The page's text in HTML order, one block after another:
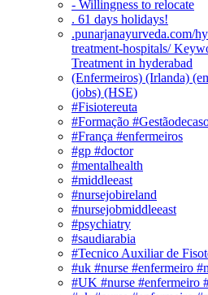
- Willingness to relocate
. 61 days holidays!
.punarjanayurveda.com/
treatment-hospitals/
Treatment in hyderabad
(Enfermeiros) (Irlanda)
(jobs) (HSE)
#Fisiotereuta
#Formação
#França #enfermeiros
#gp #doctor
#mentalhealth
#middleeast
#nursejobireland
#nursejobmiddleeast
#psychiatry
#saudiarabia
#Tecnico Auxiliar de
#uk #nurse #enfermeiro
#UK #nurse #enfermeiro